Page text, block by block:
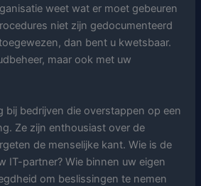
weet wat er moet gebeuren
niet zijn gedocumenteerd
dan bent u kwetsbaar.
maar ook met uw
bij bedrijven die overstappen op een
Ze zijn enthousiast over de
de menselijke kant. Wie is de
IT-partner? Wie binnen uw eigen
om beslissingen te nemen